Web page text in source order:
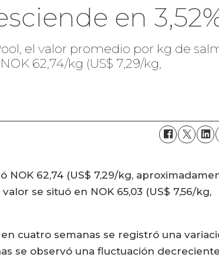
en
el valor promedio por kg de
62,74/kg (US$ 7,29/kg,
NOK 62,74 (US$ 7,29/kg,
se situó en NOK 65,03 (US$ 7,56/kg,
cuatro semanas se registró una
se observó una fluctuación